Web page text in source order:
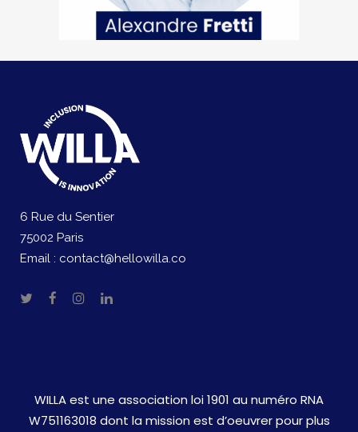
6 Rue du Sentier
75002 Paris
Email : contact@hellowilla.co
WILLA est une association loi 1901 au numéro RNA
W751163018 dont la mission est d’oeuvrer pour plus